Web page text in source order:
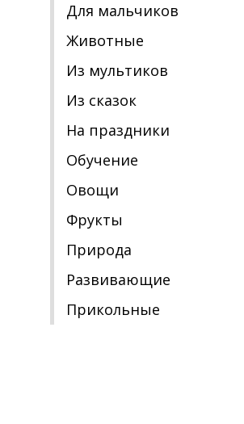
Для мальчиков
Животные
Из мультиков
Из сказок
На праздники
Обучение
Овощи
Фрукты
Природа
Развивающие
Прикольные